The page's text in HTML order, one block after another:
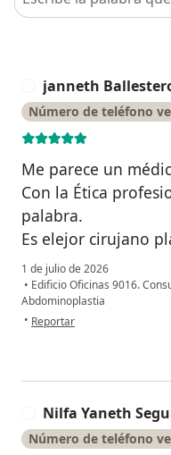
janneth
Número de teléfono
Me parece un
Con la Ética
palabra.
Es elejor cirujano
1 de julio de 2026
• Edificio Oficinas 9016.
Abdominoplastia
• en opinión del usuario
Reportar
Nilfa Yaneth
Número de teléfono